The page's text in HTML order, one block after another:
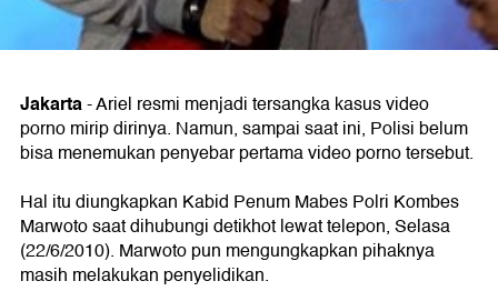
Jakarta- Ariel resmi menjadi tersangka kasus video
porno mirip dirinya. Namun, sampai saat ini, Polisi belum
bisa menemukan penyebar pertama video porno tersebut.
Hal itu diungkapkan Kabid Penum Mabes Polri Kombes
Marwoto saat dihubungi detikhot lewat telepon, Selasa
(22/6/2010). Marwoto pun mengungkapkan pihaknya
masih melakukan penyelidikan.